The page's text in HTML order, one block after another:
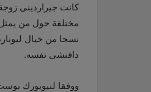
كانت جيراردينى
مختلفة حول من
نسجا من خيال
دافنشى نفسه.
ووفقا لنيويورك